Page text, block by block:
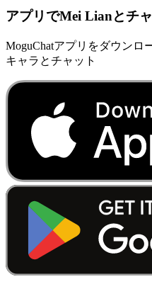
アプリでMei Lianとチ
MoguChatアプリをダウン
キャラとチャット